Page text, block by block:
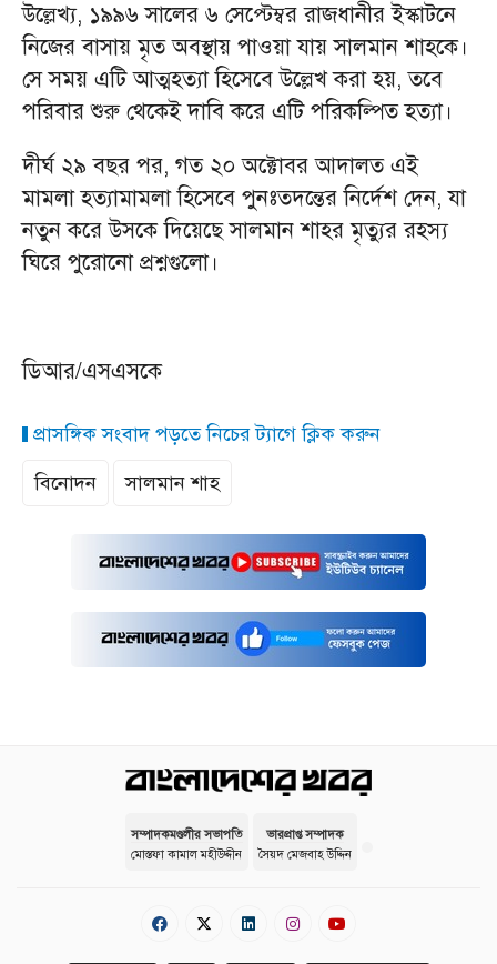
উল্লেখ্য, ১৯৯৬ সালের ৬ সেপ্টেম্বর রাজধানীর ইস্কাটনে
নিজের বাসায় মৃত অবস্থায় পাওয়া যায় সালমান শাহকে।
সে সময় এটি আত্মহত্যা হিসেবে উল্লেখ করা হয়, তবে
পরিবার শুরু থেকেই দাবি করে এটি পরিকল্পিত হত্যা।
দীর্ঘ ২৯ বছর পর, গত ২০ অক্টোবর আদালত এই
মামলা হত্যামামলা হিসেবে পুনঃতদন্তের নির্দেশ দেন, যা
নতুন করে উসকে দিয়েছে সালমান শাহর মৃত্যুর রহস্য
ঘিরে পুরোনো প্রশ্নগুলো।
ডিআর/এসএসকে
প্রাসঙ্গিক সংবাদ পড়তে নিচের ট্যাগে ক্লিক করুন
বিনোদন
সালমান শাহ
সম্পাদকমণ্ডলীর সভাপতি
মোস্তফা কামাল মহীউদ্দীন
ভারপ্রাপ্ত সম্পাদক
সৈয়দ মেজবাহ উদ্দিন